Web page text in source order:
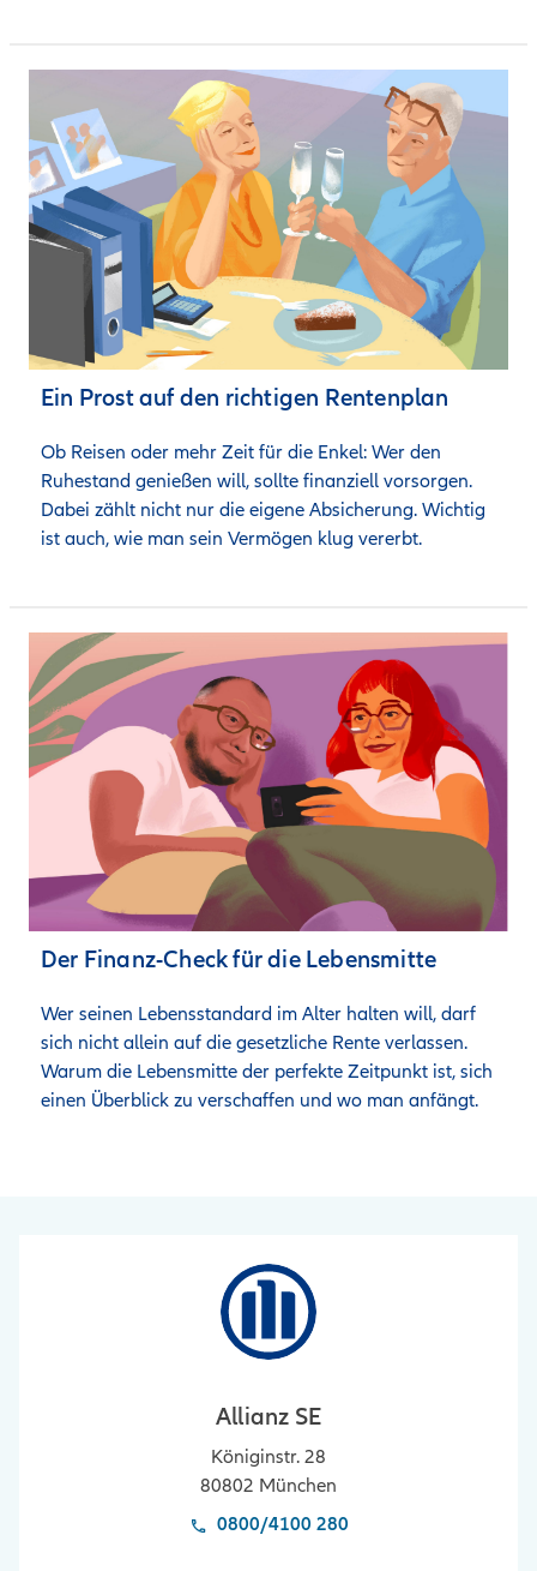
Ein Prost auf den richtigen Rentenplan
Ob Reisen oder mehr Zeit für die Enkel: Wer den
Ruhestand genießen will, sollte finanziell vorsorgen.
Dabei zählt nicht nur die eigene Absicherung. Wichtig
ist auch, wie man sein Vermögen klug vererbt.
Der Finanz-Check für die Lebensmitte
Wer seinen Lebensstandard im Alter halten will, darf
sich nicht allein auf die gesetzliche Rente verlassen.
Warum die Lebensmitte der perfekte Zeitpunkt ist, sich
einen Überblick zu verschaffen und wo man anfängt.
Allianz SE
Königinstr. 28
80802 München
0800/4100 280